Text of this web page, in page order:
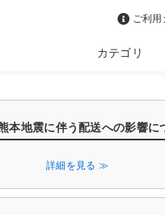
ご利用
カテゴリ
本地震に伴う配送への影響に
詳細を見る ≫